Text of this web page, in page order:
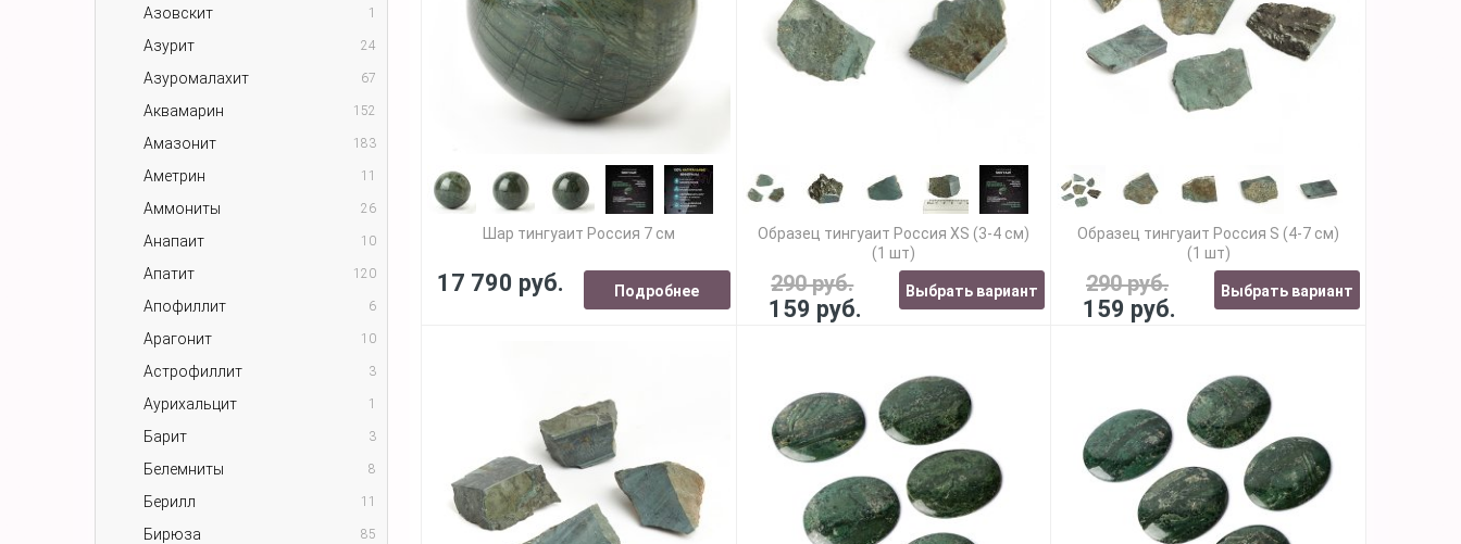
Азовскит 1
Азурит 24
Азуромалахит 67
Аквамарин 152
Амазонит 183
Аметрин 11
Аммониты 26
Анапаит 10
Апатит 120
Апофиллит 6
Арагонит 10
Астрофиллит 3
Аурихальцит 1
Барит 3
Белемниты 8
Берилл 11
Бирюза 85
Шар тингуаит Россия 7 см
17 790 руб. Подробнее
Образец тингуаит Россия XS (3-4 см)
(1 шт)
290 руб.
159 руб.
Выбрать вариант
Образец тингуаит Россия S (4-7 см)
(1 шт)
290 руб.
159 руб.
Выбрать вариант